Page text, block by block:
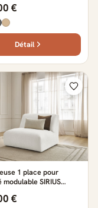
€
Détail
1 place pour
modulable SIRIUS
€